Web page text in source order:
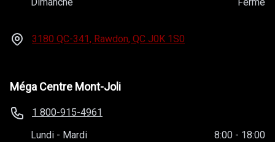
3180 QC-341, Rawdon, QC J0K 1S0
Méga Centre Mont-Joli
1 800-915-4961
Lundi - Mardi 8:00 - 18:00